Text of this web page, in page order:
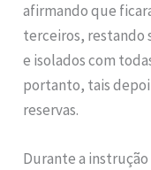
afirmando que
terceiros, restando
e isolados com
portanto, tais
reservas.
Durante a